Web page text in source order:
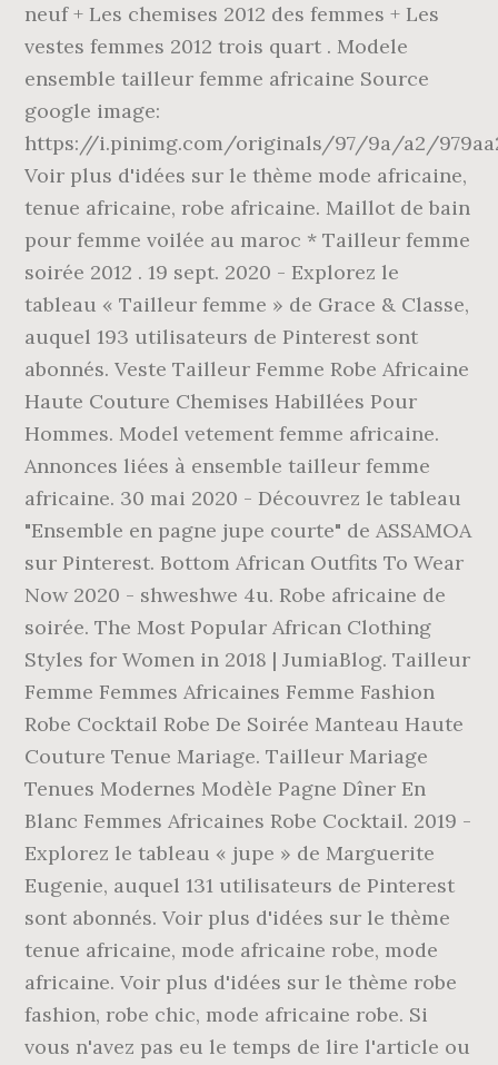
neuf + Les chemises 2012 des femmes + Les
vestes femmes 2012 trois quart . Modele
ensemble tailleur femme africaine Source
google image:
https://i.pinimg.com/originals/97/9a/a2/
Voir plus d'idées sur le thème mode africaine,
tenue africaine, robe africaine. Maillot de bain
pour femme voilée au maroc * Tailleur femme
soirée 2012 . 19 sept. 2020 - Explorez le
tableau « Tailleur femme » de Grace & Classe,
auquel 193 utilisateurs de Pinterest sont
abonnés. Veste Tailleur Femme Robe Africaine
Haute Couture Chemises Habillées Pour
Hommes. Model vetement femme africaine.
Annonces liées à ensemble tailleur femme
africaine. 30 mai 2020 - Découvrez le tableau
"Ensemble en pagne jupe courte" de ASSAMOA
sur Pinterest. Bottom African Outfits To Wear
Now 2020 - shweshwe 4u. Robe africaine de
soirée. The Most Popular African Clothing
Styles for Women in 2018 | JumiaBlog. Tailleur
Femme Femmes Africaines Femme Fashion
Robe Cocktail Robe De Soirée Manteau Haute
Couture Tenue Mariage. Tailleur Mariage
Tenues Modernes Modèle Pagne Dîner En
Blanc Femmes Africaines Robe Cocktail. 2019 -
Explorez le tableau « jupe » de Marguerite
Eugenie, auquel 131 utilisateurs de Pinterest
sont abonnés. Voir plus d'idées sur le thème
tenue africaine, mode africaine robe, mode
africaine. Voir plus d'idées sur le thème robe
fashion, robe chic, mode africaine robe. Si
vous n'avez pas eu le temps de lire l'article ou